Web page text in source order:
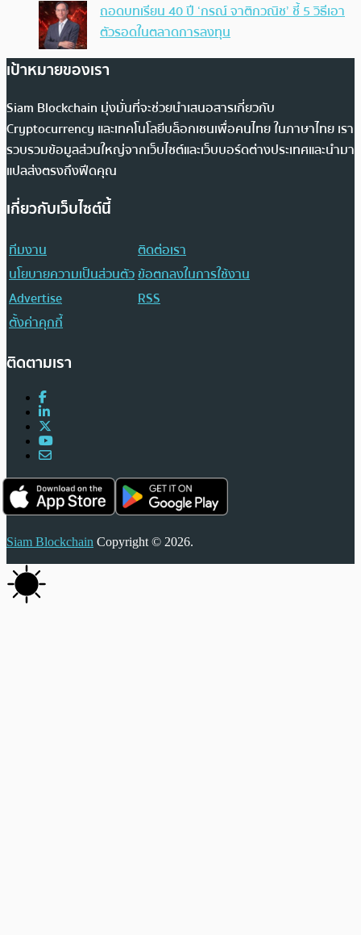
ถอดบทเรียน 40 ปี ‘กรณ์ จาติกวณิช’ ชี้ 5 วิธีเอา
ตัวรอดในตลาดการลงทุน
เป้าหมายของเรา
Siam Blockchain มุ่งมั่นที่จะช่วยนำเสนอสารเกี่ยวกับ
Cryptocurrency และเทคโนโลยีบล็อกเชนเพื่อคนไทย ในภาษาไทย เรา
รวบรวมข้อมูลส่วนใหญ่จากเว็บไซต์และเว็บบอร์ดต่างประเทศและนำมา
แปลส่งตรงถึงฟีดคุณ
เกี่ยวกับเว็บไซต์นี้
ทีมงาน
ติดต่อเรา
นโยบายความเป็นส่วนตัวข้อตกลงในการใช้งาน
Advertise
RSS
ตั้งค่าคุกกี้
ติดตามเรา
Siam Blockchain Copyright © 2026.